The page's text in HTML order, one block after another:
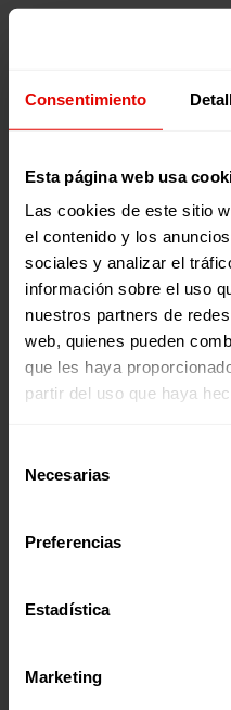
Consentimiento
Esta página web usa
Las cookies de este sitio
el contenido y los
sociales y analizar el
información sobre el uso
nuestros partners de
web, quienes pueden
que les haya
partir del uso que haya
Necesarias
Preferencias
Estadística
Marketing
Memorias
INFORME ANUAL
ENTRECULTURAS 2025